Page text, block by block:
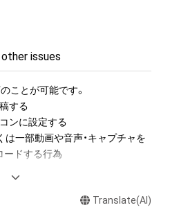
issues
ことが可能です。
する
ンに設定する
は一部動画や音声・キャプチャを
ードする行為
画像および映像、音楽、商標または
Translate(AI)